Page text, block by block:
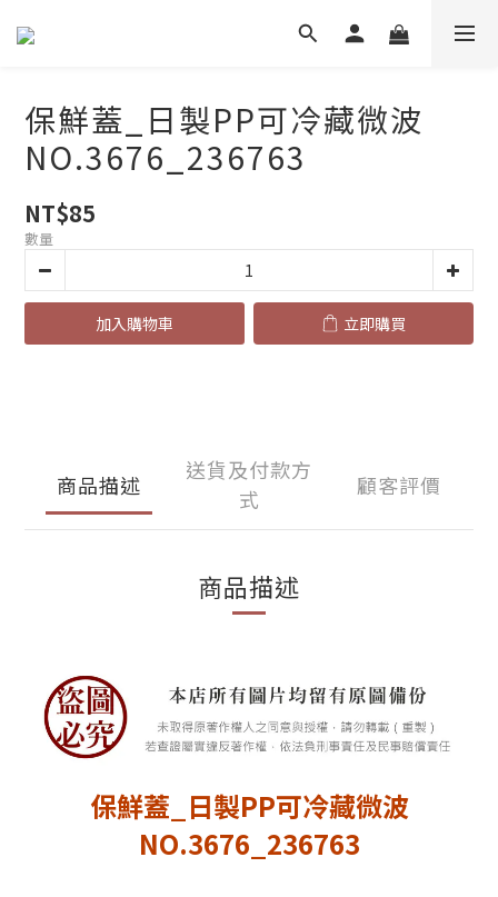
保鮮蓋_日製PP可冷藏微波
NO.3676_236763
NT$85
數量
加入購物車 立即購買
商品描述
送貨及付款方
式
顧客評價
商品描述
保鮮蓋_日製PP可冷藏微波
NO.3676_236763